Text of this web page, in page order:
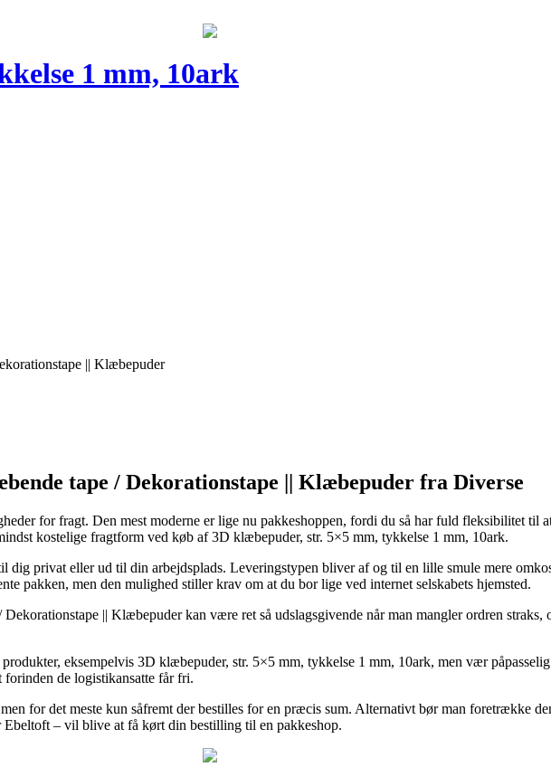
1 mm, 10ark
|| Klæbepuder
tape / Dekorationstape || Klæbepuder fra Diverse
for fragt. Den mest moderne er lige nu pakkeshoppen, fordi du så har fuld fleksibilitet til
kostelige fragtform ved køb af 3D klæbepuder, str. 5×5 mm, tykkelse 1 mm, 10ark.
dig privat eller ud til din arbejdsplads. Leveringstypen bliver af og til en lille smule mere
pakken, men den mulighed stiller krav om at du bor lige ved internet selskabets hjemsted.
|| Klæbepuder kan være ret så udslagsgivende når man mangler ordren
eksempelvis 3D klæbepuder, str. 5×5 mm, tykkelse 1 mm, 10ark, men vær
forinden de logistikansatte får fri.
for det meste kun såfremt der bestilles for en præcis sum. Alternativt bør man foretrække
– vil blive at få kørt din bestilling til en pakkeshop.